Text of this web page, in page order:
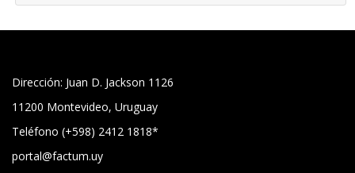
Dirección: Juan D. Jackson 1126
11200 Montevideo, Uruguay
Teléfono (+598) 2412 1818*
portal@factum.uy